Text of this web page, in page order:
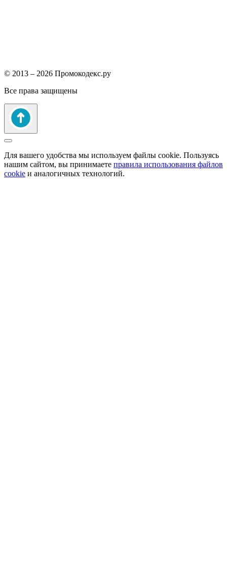
© 2013 – 2026 Промокодекс.ру
Все права защищены
Для вашего удобства мы используем файлы cookie. Пользуясь
нашим сайтом, вы принимаете правила использования файлов
cookie и аналогичных технологий.